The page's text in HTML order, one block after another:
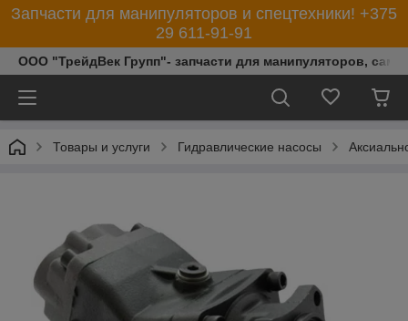
Запчасти для манипуляторов и спецтехники! +375
29 611-91-91
ООО "ТрейдВек Групп"- запчасти для манипуляторов,
Товары и услуги Гидравлические насосы